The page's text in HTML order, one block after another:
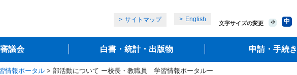
サイトマップ English
文字サイズの変更 小 中
議会 白書・統計・出版物 申請・手続き
情報ポータル > 部活動について ー校長・教職員 学習情報ポータルー